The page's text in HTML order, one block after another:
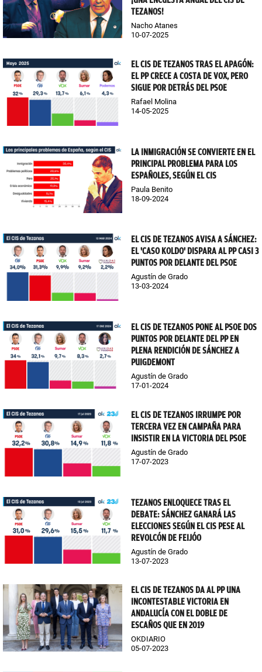
TEZANOS!
Nacho Atanes
10-07-2025
EL CIS DE TEZANOS TRAS EL APAGÓN:
EL PP CRECE A COSTA DE VOX, PERO
SIGUE POR DETRÁS DEL PSOE
Rafael Molina
14-05-2025
LA INMIGRACIÓN SE CONVIERTE EN EL
PRINCIPAL PROBLEMA PARA LOS
ESPAÑOLES, SEGÚN EL CIS
Paula Benito
18-09-2024
EL CIS DE TEZANOS AVISA A SÁNCHEZ:
EL 'CASO KOLDO' DISPARA AL PP CASI 3
PUNTOS POR DELANTE DEL PSOE
Agustín de Grado
13-03-2024
EL CIS DE TEZANOS PONE AL PSOE DOS
PUNTOS POR DELANTE DEL PP EN
PLENA RENDICIÓN DE SÁNCHEZ A
PUIGDEMONT
Agustín de Grado
17-01-2024
EL CIS DE TEZANOS IRRUMPE POR
TERCERA VEZ EN CAMPAÑA PARA
INSISTIR EN LA VICTORIA DEL PSOE
Agustín de Grado
17-07-2023
TEZANOS ENLOQUECE TRAS EL
DEBATE: SÁNCHEZ GANARÁ LAS
ELECCIONES SEGÚN EL CIS PESE AL
REVOLCÓN DE FEIJÓO
Agustín de Grado
13-07-2023
EL CIS DE TEZANOS DA AL PP UNA
INCONTESTABLE VICTORIA EN
ANDALUCÍA CON EL DOBLE DE
ESCAÑOS QUE EN 2019
OKDIARIO
05-07-2023